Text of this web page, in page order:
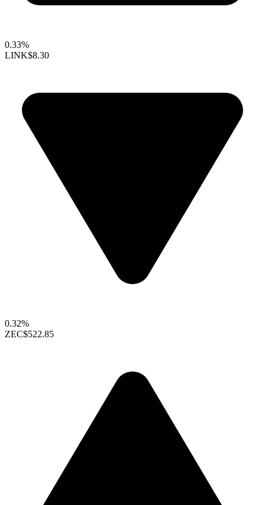
0.33%
LINK$8.30
0.32%
ZEC$522.85